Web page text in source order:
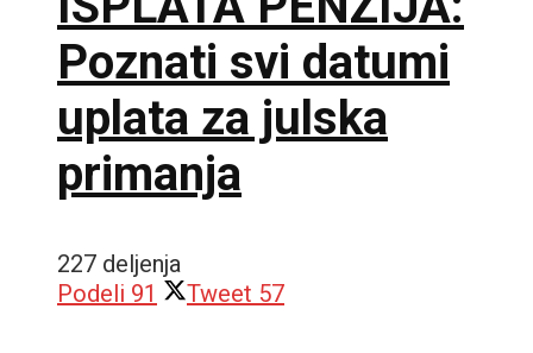
Poznati svi datumi
uplata za julska
primanja
227 deljenja
Podeli 91 Tweet 57